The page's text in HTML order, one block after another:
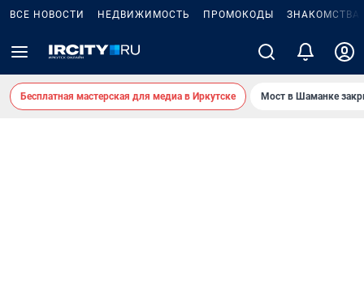
ВСЕ НОВОСТИ НЕДВИЖИМОСТЬ ПРОМОКОДЫ ЗНАКОМСТВА
Бесплатная мастерская для медиа в Иркутске Мост в Шаманке